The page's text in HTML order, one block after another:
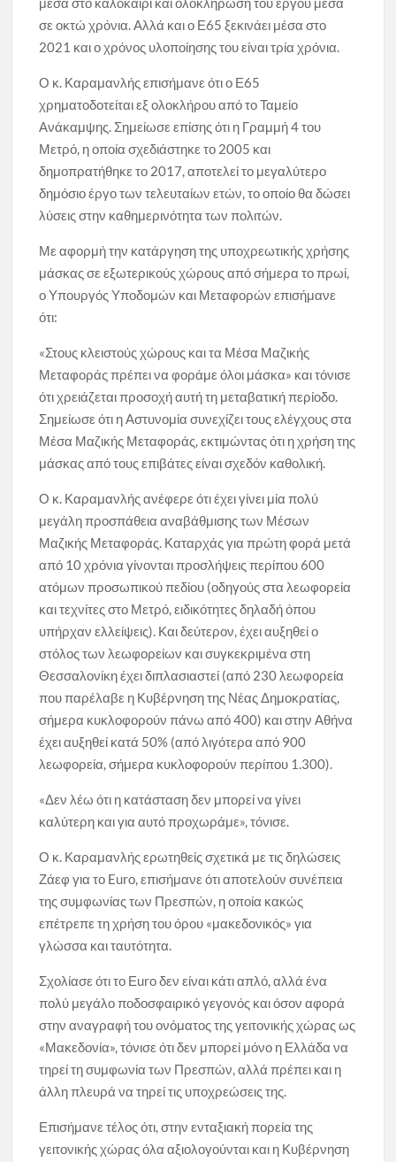
σε οκτώ χρόνια. Αλλά και ο Ε65 ξεκινάει μέσα στο
2021 και ο χρόνος υλοποίησης του είναι τρία χρόνια.
Ο κ. Καραμανλής επισήμανε ότι ο Ε65
χρηματοδοτείται εξ ολοκλήρου από το Ταμείο
Ανάκαμψης. Σημείωσε επίσης ότι η Γραμμή 4 του
Μετρό, η οποία σχεδιάστηκε το 2005 και
δημοπρατήθηκε το 2017, αποτελεί το μεγαλύτερο
δημόσιο έργο των τελευταίων ετών, το οποίο θα δώσει
λύσεις στην καθημερινότητα των πολιτών.
Με αφορμή την κατάργηση της υποχρεωτικής χρήσης
μάσκας σε εξωτερικούς χώρους από σήμερα το πρωί,
ο Υπουργός Υποδομών και Μεταφορών επισήμανε
ότι:
«Στους κλειστούς χώρους και τα Μέσα Μαζικής
Μεταφοράς πρέπει να φοράμε όλοι μάσκα» και τόνισε
ότι χρειάζεται προσοχή αυτή τη μεταβατική περίοδο.
Σημείωσε ότι η Αστυνομία συνεχίζει τους ελέγχους στα
Μέσα Μαζικής Μεταφοράς, εκτιμώντας ότι η χρήση της
μάσκας από τους επιβάτες είναι σχεδόν καθολική.
Ο κ. Καραμανλής ανέφερε ότι έχει γίνει μία πολύ
μεγάλη προσπάθεια αναβάθμισης των Μέσων
Μαζικής Μεταφοράς. Καταρχάς για πρώτη φορά μετά
από 10 χρόνια γίνονται προσλήψεις περίπου 600
ατόμων προσωπικού πεδίου (οδηγούς στα λεωφορεία
και τεχνίτες στο Μετρό, ειδικότητες δηλαδή όπου
υπήρχαν ελλείψεις). Και δεύτερον, έχει αυξηθεί ο
στόλος των λεωφορείων και συγκεκριμένα στη
Θεσσαλονίκη έχει διπλασιαστεί (από 230 λεωφορεία
που παρέλαβε η Κυβέρνηση της Νέας Δημοκρατίας,
σήμερα κυκλοφορούν πάνω από 400) και στην Αθήνα
έχει αυξηθεί κατά 50% (από λιγότερα από 900
λεωφορεία, σήμερα κυκλοφορούν περίπου 1.300).
«Δεν λέω ότι η κατάσταση δεν μπορεί να γίνει
καλύτερη και για αυτό προχωράμε», τόνισε.
Ο κ. Καραμανλής ερωτηθείς σχετικά με τις δηλώσεις
Ζάεφ για το Euro, επισήμανε ότι αποτελούν συνέπεια
της συμφωνίας των Πρεσπών, η οποία κακώς
επέτρεπε τη χρήση του όρου «μακεδονικός» για
γλώσσα και ταυτότητα.
Σχολίασε ότι το Εuro δεν είναι κάτι απλό, αλλά ένα
πολύ μεγάλο ποδοσφαιρικό γεγονός και όσον αφορά
στην αναγραφή του ονόματος της γειτονικής χώρας ως
«Μακεδονία», τόνισε ότι δεν μπορεί μόνο η Ελλάδα να
τηρεί τη συμφωνία των Πρεσπών, αλλά πρέπει και η
άλλη πλευρά να τηρεί τις υποχρεώσεις της.
Επισήμανε τέλος ότι, στην ενταξιακή πορεία της
γειτονικής χώρας όλα αξιολογούνται και η Κυβέρνηση